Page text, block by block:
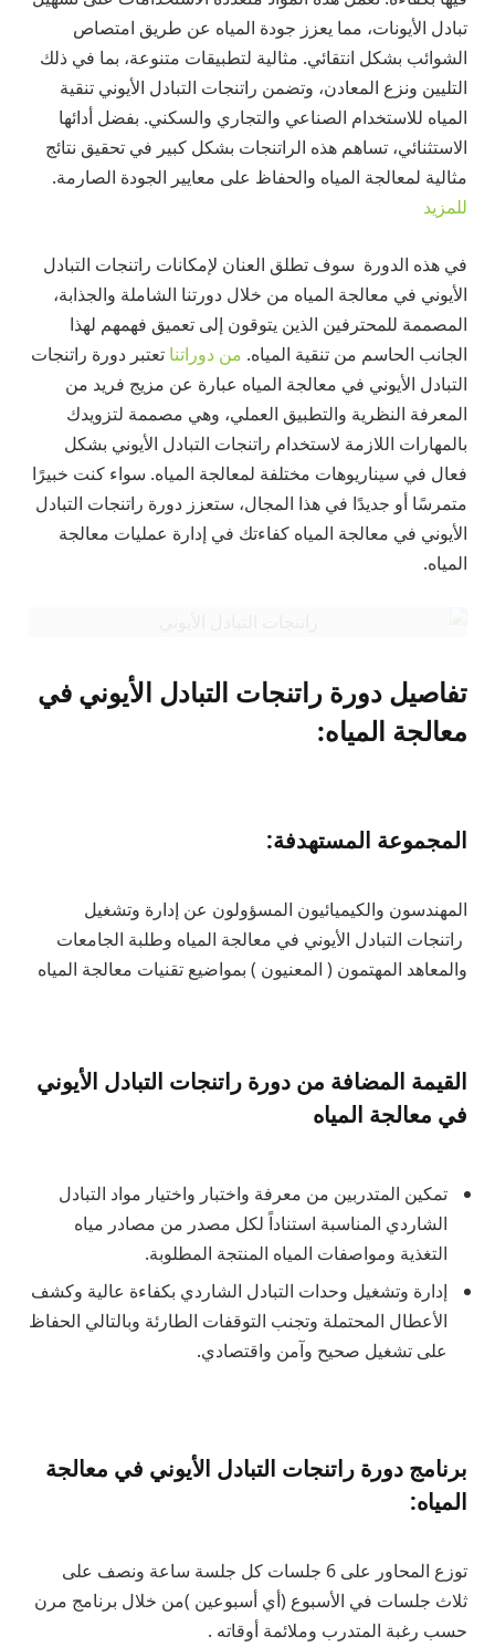
تبادل الأيونات، مما يعزز جودة المياه عن طريق امتصاص
الشوائب بشكل انتقائي. مثالية لتطبيقات متنوعة، بما في ذلك
التليين ونزع المعادن، وتضمن راتنجات التبادل الأيوني تنقية
المياه للاستخدام الصناعي والتجاري والسكني. بفضل أدائها
الاستثنائي، تساهم هذه الراتنجات بشكل كبير في تحقيق نتائج
مثالية لمعالجة المياه والحفاظ على معايير الجودة الصارمة.
للمزيد
في هذه الدورة سوف تطلق العنان لإمكانات راتنجات التبادل
الأيوني في معالجة المياه من خلال دورتنا الشاملة والجذابة،
المصممة للمحترفين الذين يتوقون إلى تعميق فهمهم لهذا
الجانب الحاسم من تنقية المياه. من دوراتنا تعتبر دورة راتنجات
التبادل الأيوني في معالجة المياه عبارة عن مزيج فريد من
المعرفة النظرية والتطبيق العملي، وهي مصممة لتزويدك
بالمهارات اللازمة لاستخدام راتنجات التبادل الأيوني بشكل
فعال في سيناريوهات مختلفة لمعالجة المياه. سواء كنت خبيرًا
متمرسًا أو جديدًا في هذا المجال، ستعزز دورة راتنجات التبادل
الأيوني في معالجة المياه كفاءتك في إدارة عمليات معالجة
المياه.
تفاصيل دورة راتنجات التبادل الأيوني في
معالجة المياه:
المجموعة المستهدفة:
المهندسون والكيميائيون المسؤولون عن إدارة وتشغيل
راتنجات التبادل الأيوني في معالجة المياه وطلبة الجامعات
والمعاهد المهتمون ( المعنيون ) بمواضيع تقنيات معالجة المياه
القيمة المضافة من دورة راتنجات التبادل الأيوني
في معالجة المياه
تمكين المتدربين من معرفة واختبار واختيار مواد التبادل
الشاردي المناسبة استناداً لكل مصدر من مصادر مياه
التغذية ومواصفات المياه المنتجة المطلوبة.
إدارة وتشغيل وحدات التبادل الشاردي بكفاءة عالية وكشف
الأعطال المحتملة وتجنب التوقفات الطارئة وبالتالي الحفاظ
على تشغيل صحيح وآمن واقتصادي.
برنامج دورة راتنجات التبادل الأيوني في معالجة
المياه:
توزع المحاور على 6 جلسات كل جلسة ساعة ونصف على
ثلاث جلسات في الأسبوع (أي أسبوعين )من خلال برنامج مرن
حسب رغبة المتدرب وملائمة أوقاته .